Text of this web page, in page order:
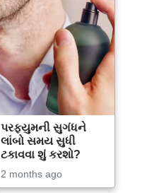
પરફ્યુમની સુગંધને
લાંબો સમય સુધી
ટકાવવા શું કરશો?
2 months ago